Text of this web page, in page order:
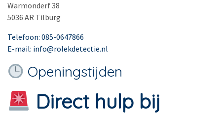
Warmonderf 38
5036 AR Tilburg
Telefoon: 085-0647866
E-mail: info@rolekdetectie.nl
Openingstijden
Direct hulp bij